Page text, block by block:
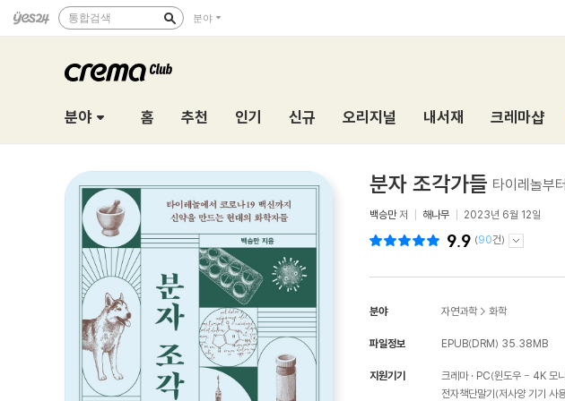
통합검색 분야
분야 홈 추천 인기 신규 오리지널 내서재 크레마샵
분자 조각가들 타이레놀부
백승만저 해나무 2023년 6월 12일
9.9 (90건)
분야 자연과학 > 화학
파일정보 EPUB(DRM) 35.38MB
지원기기 크레마 PC(윈도우 - 4K 모
전자책단말기(저사양 기기 사